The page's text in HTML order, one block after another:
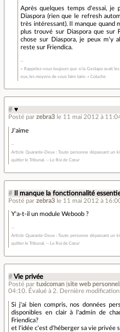
Après quelques temps d'essai, je
Diaspora (rien que le refresh
très intéressant). Il manque quand
plus trouvé sur Diaspora que sur
chose sur Diaspora, je peux m'y
reste sur Friendica.
« Rappelez-vous toujours que si la Gestapo avait
eux, les moyens de vous faire taire. » Coluche
# ♥
Posté par zebra3 le 11 mai 2012 à
J'aime
Article Quarante-Deux : Toute personne dépassant un
quitter le Tribunal. -- Le Roi de Cœur
# Il manque la fonctionnalité
Posté par zebra3 le 11 mai 2012 à
Y'a-t-il un module Weboob ?
Article Quarante-Deux : Toute personne dépassant un
quitter le Tribunal. -- Le Roi de Cœur
# Vie privée
Posté par tuxicoman (site web personnel
04:10. Évalué à 2. Dernière
Si j'ai bien compris, nos données
disponibles en clair à l'admin de
Friendica?
et l'idée c'est d'héberger sa vie privée